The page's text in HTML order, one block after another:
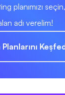
planımızı
adı verelim!
Planlarını